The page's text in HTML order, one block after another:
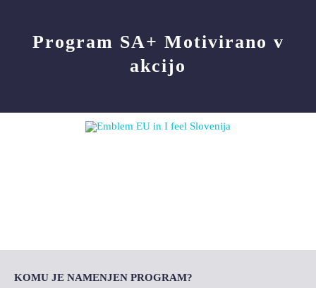
VIŠJA ŠOLA
SOCIALNA AKTIVACIJA+
Program SA+ Motivirano v
akcijo
KOMU JE NAMENJEN PROGRAM?